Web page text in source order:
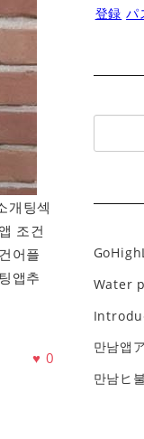
개팅섹
조건
어플
앱추
♥ 0
登録 パ
索
Water
만남앱
만남ヒ